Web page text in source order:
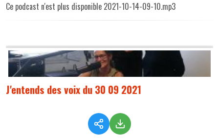
Ce podcast n'est plus disponible 2021-10-14-09-10.mp3
J'entends des voix du 30 09 2021